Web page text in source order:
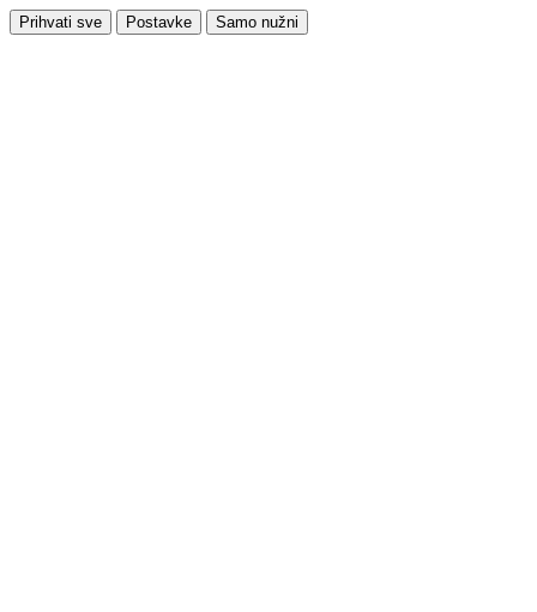
Prihvati sve Postavke Samo nužni